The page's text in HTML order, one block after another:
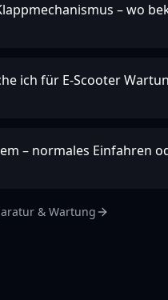
– wo
ich für E-Scooter
– normales Einfahren
& Wartung